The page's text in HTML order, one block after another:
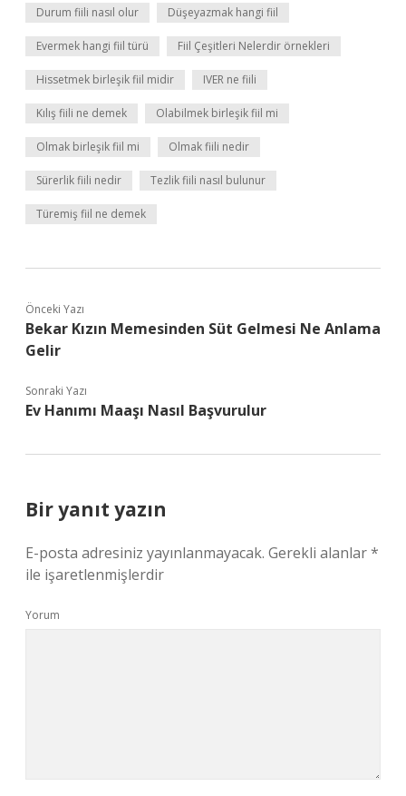
Durum fiili nasıl olur Düşeyazmak hangi fiil
Evermek hangi fiil türü Fiil Çeşitleri Nelerdir örnekleri
Hissetmek birleşik fiil midir IVER ne fiili
Kılış fiili ne demek Olabilmek birleşik fiil mi
Olmak birleşik fiil mi Olmak fiili nedir
Sürerlik fiili nedir Tezlik fiili nasıl bulunur
Türemiş fiil ne demek
Önceki Yazı
Bekar Kızın Memesinden Süt Gelmesi Ne Anlama
Gelir
Sonraki Yazı
Ev Hanımı Maaşı Nasıl Başvurulur
Bir yanıt yazın
E-posta adresiniz yayınlanmayacak. Gerekli alanlar*
ile işaretlenmişlerdir
Yorum